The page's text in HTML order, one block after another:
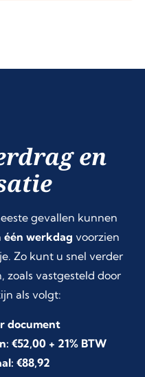
en
gevallen kunnen
één werkdag voorzien
Zo kunt u snel verder
zoals vastgesteld door
als volgt:
document
€52,00 + 21% BTW
€88,92